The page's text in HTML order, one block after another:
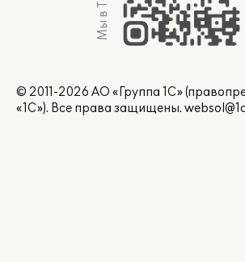
© 2011-2026 АО «Группа 1С»
«1С»). Все права защищены.